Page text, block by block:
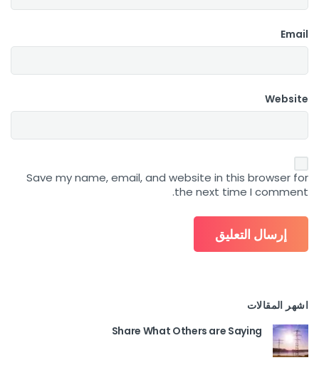
Email
Website
Save my name, email, and website in this browser for
the next time I comment.
اشهر المقالات
Share What Others are Saying